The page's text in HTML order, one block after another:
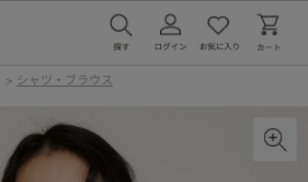
> シャツ・ブラウス